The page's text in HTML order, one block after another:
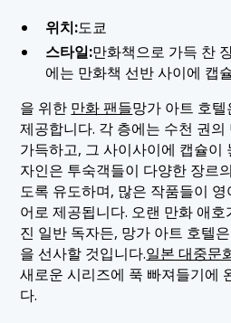
위치:도쿄
스타일:만화책으로 가득 찬
에는 만화책 선반 사이에 캡
을 위한 만화 팬들망가 아트 호
제공합니다. 각 층에는 수천 권
가득하고, 그 사이사이에 캡슐이
자인은 투숙객들이 다양한 장르
도록 유도하며, 많은 작품들이
어로 제공됩니다. 오랜 만화 애
진 일반 독자든, 망가 아트 호텔
을 선사할 것입니다.일본 대중문
새로운 시리즈에 푹 빠져들기에
다.